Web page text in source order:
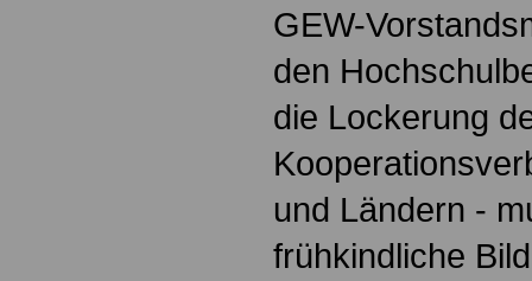
GEW-
den
die Lockerung
und Ländern -
frühkindliche